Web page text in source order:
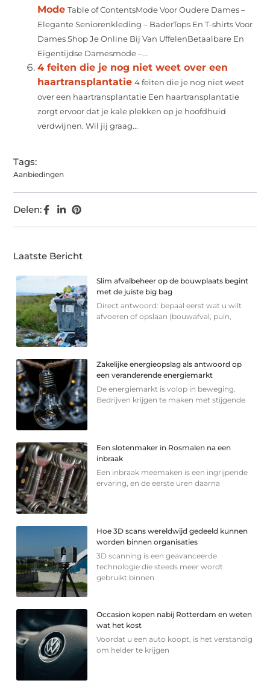
Mode Table of ContentsMode Voor Oudere Dames –
Elegante Seniorenkleding – BaderTops En T-shirts Voor
Dames Shop Je Online Bij Van UffelenBetaalbare En
Eigentijdse Damesmode –...
4 feiten die je nog niet weet over een
haartransplantatie 4 feiten die je nog niet weet
over een haartransplantatie Een haartransplantatie
zorgt ervoor dat je kale plekken op je hoofdhuid
verdwijnen. Wil jij graag...
Tags:
Aanbiedingen
Delen:
Laatste Bericht
Slim afvalbeheer op de bouwplaats begint
met de juiste big bag
Direct antwoord: bepaal eerst wat u wilt
afvoeren of opslaan (bouwafval, puin,
Zakelijke energieopslag als antwoord op
een veranderende energiemarkt
De energiemarkt is volop in beweging.
Bedrijven krijgen te maken met stijgende
Een slotenmaker in Rosmalen na een
inbraak
Een inbraak meemaken is een ingrijpende
ervaring, en de eerste uren daarna
Hoe 3D scans wereldwijd gedeeld kunnen
worden binnen organisaties
3D scanning is een geavanceerde
technologie die steeds meer wordt
gebruikt binnen
Occasion kopen nabij Rotterdam en weten
wat het kost
Voordat u een auto koopt, is het verstandig
om helder te krijgen